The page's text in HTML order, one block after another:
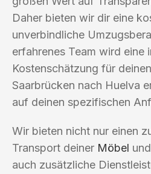
Daher bieten wir dir eine
unverbindliche
erfahrenes Team wird eine
Kostenschätzung für
Saarbrücken nach Huelva
auf deinen spezifischen
Wir bieten nicht nur einen
Transport deiner Möbel
auch zusätzliche